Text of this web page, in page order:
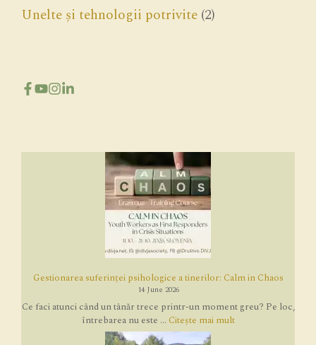
Unelte și tehnologii potrivite (2)
Gestionarea suferinței psihologice a tinerilor: Calm in Chaos
14 June 2026
Ce faci atunci când un tânăr trece printr-un moment greu? Pe loc,
întrebarea nu este ... Citește mai mult